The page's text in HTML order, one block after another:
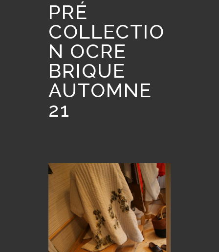
PRÉ
COLLECTIO
N OCRE
BRIQUE
AUTOMNE
21